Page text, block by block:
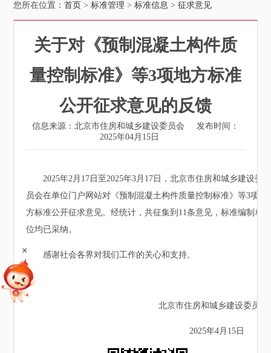
您所在位置：首页 >标准管理 >标准信息 >征求意见
关于对《预制混凝土构件质
量控制标准》等3项地方标准
公开征求意见的反馈
信息来源：北京市住房和城乡建设委员会
发布时间：
2025年04月15日
2025年2月17日至2025年3月17日，北京市住房和城乡建设委
员会在单位门户网站对《预制混凝土构件质量控制标准》等3项地
方标准公开征求意见。经统计，共征集到11条意见，标准编制单
位均已采纳。
感谢社会各界对我们工作的关心和支持。
北京市住房和城乡建设委员会
2025年4月15日
+